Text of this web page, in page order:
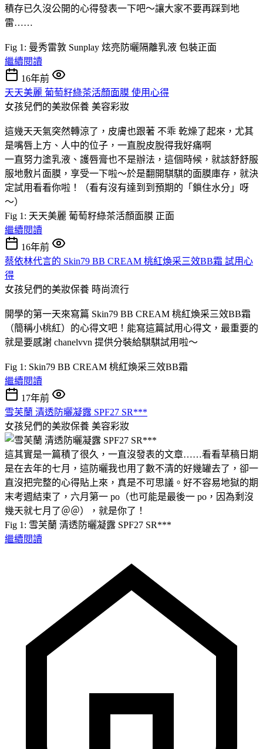
積存已久沒公開的心得發表一下吧～讓大家不要再踩到地
雷……
Fig 1: 曼秀雷敦 Sunplay 炫亮防曬隔離乳液 包裝正面
繼續閱讀
16年前
天天美麗 葡萄籽綠茶活顏面膜 使用心得
女孩兒們的美妝保養 美容彩妝
這幾天天氣突然轉涼了，皮膚也跟著 不乖 乾燥了起來，尤其
是嘴唇上方、人中的位子，一直脫皮脫得我好痛啊
一直努力塗乳液、護唇膏也不是辦法，這個時候，就該舒舒服
服地敷片面膜，享受一下啦～於是翻開騏騏的面膜庫存，就決
定試用看看你啦！（看有沒有達到到預期的「鎖住水分」呀
～）
Fig 1: 天天美麗 葡萄籽綠茶活顏面膜 正面
繼續閱讀
16年前
蔡依林代言的 Skin79 BB CREAM 桃紅煥采三效BB霜 試用心
得
女孩兒們的美妝保養 時尚流行
開學的第一天來寫篇 Skin79 BB CREAM 桃紅煥采三效BB霜
（簡稱小桃紅）的心得文吧！能寫這篇試用心得文，最重要的
就是要感謝 chanelvvn 提供分裝給騏騏試用啦～
Fig 1: Skin79 BB CREAM 桃紅煥采三效BB霜
繼續閱讀
17年前
雪芙蘭 清透防曬凝露 SPF27 SR***
女孩兒們的美妝保養 美容彩妝
這其實是一篇積了很久，一直沒發表的文章……看看草稿日期
是在去年的七月，這防曬我也用了數不清的好幾罐去了，卻一
直沒把完整的心得貼上來，真是不可思議。好不容易地獄的期
末考週結束了，六月第一 po（也可能是最後一 po，因為剩沒
幾天就七月了＠＠），就是你了！
Fig 1: 雪芙蘭 清透防曬凝露 SPF27 SR***
繼續閱讀